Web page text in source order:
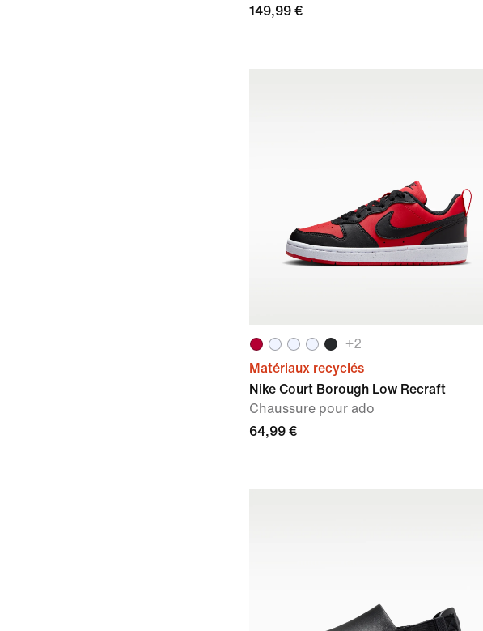
149,99 €
+2
Matériaux recyclés
Nike Court Borough Low Recraft
Chaussure pour ado
64,99 €